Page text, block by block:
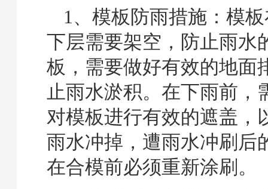
1、模板防雨措施：模
下层需要架空，防止雨水
板，需要做好有效的地面
止雨水淤积。在下雨前，
对模板进行有效的遮盖，
雨水冲掉，遭雨水冲刷后
在合模前必须重新涂刷。